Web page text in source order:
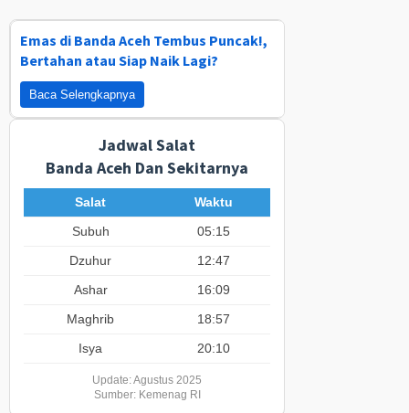
Emas di Banda Aceh Tembus Puncak!,
Bertahan atau Siap Naik Lagi?
Baca Selengkapnya
Jadwal Salat
Banda Aceh Dan Sekitarnya
Salat
Waktu
Subuh
05:15
Dzuhur
12:47
Ashar
16:09
Maghrib
18:57
Isya
20:10
Update: Agustus 2025
Sumber: Kemenag RI